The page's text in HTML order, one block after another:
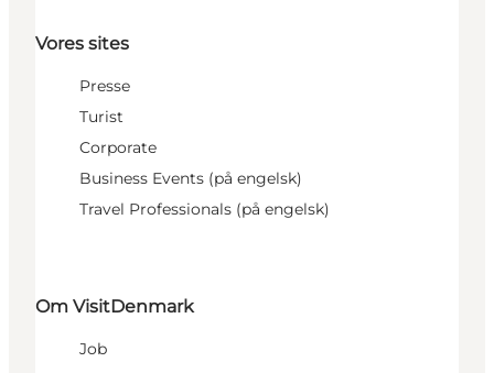
Vores sites
Presse
Turist
Corporate
Business Events (på engelsk)
Travel Professionals (på engelsk)
Om VisitDenmark
Job